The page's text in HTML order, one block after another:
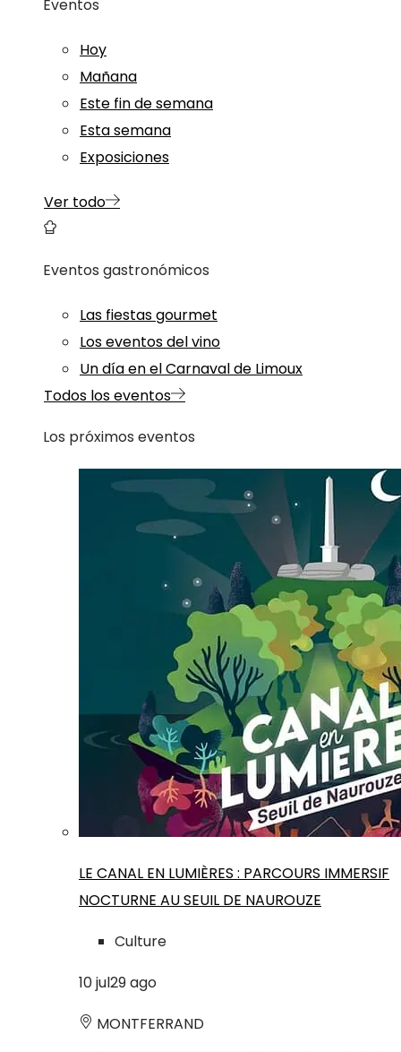
Eventos
Hoy
Mañana
Este fin de semana
Esta semana
Exposiciones
Ver todo
Eventos gastronómicos
Las fiestas gourmet
Los eventos del vino
Un día en el Carnaval de Limoux
Todos los eventos
Los próximos eventos
LE CANAL EN LUMIÈRES : PARCOURS IMMERSIF
NOCTURNE AU SEUIL DE NAUROUZE
Culture
10jul29ago
MONTFERRAND